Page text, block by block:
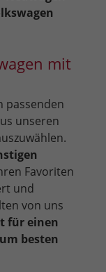
mit
passenden
unseren
Favoriten
und
von uns
für einen
besten